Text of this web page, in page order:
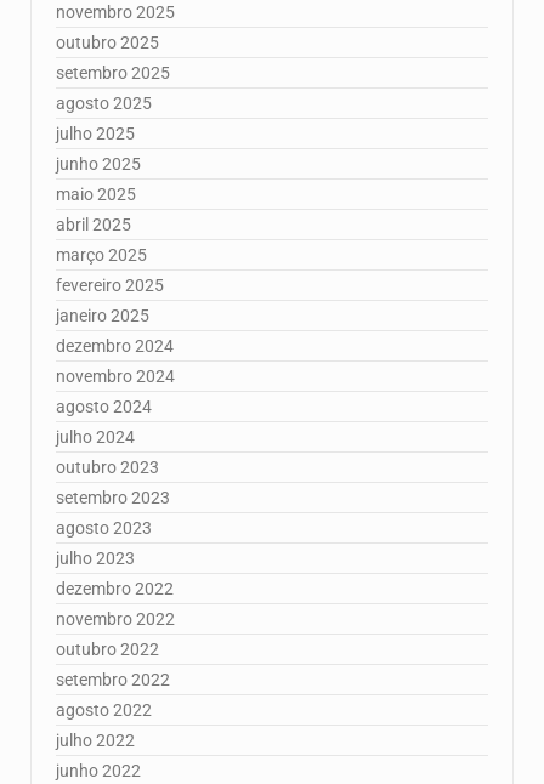
novembro 2025
outubro 2025
setembro 2025
agosto 2025
julho 2025
junho 2025
maio 2025
abril 2025
março 2025
fevereiro 2025
janeiro 2025
dezembro 2024
novembro 2024
agosto 2024
julho 2024
outubro 2023
setembro 2023
agosto 2023
julho 2023
dezembro 2022
novembro 2022
outubro 2022
setembro 2022
agosto 2022
julho 2022
junho 2022